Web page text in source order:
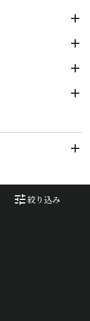
tune絞り込み